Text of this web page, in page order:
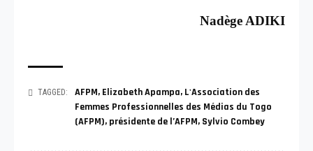
Nadège ADIKI
TAGGED: AFPM, Elizabeth Apampa, L'Association des
Femmes Professionnelles des Médias du Togo
(AFPM), présidente de l’AFPM, Sylvio Combey